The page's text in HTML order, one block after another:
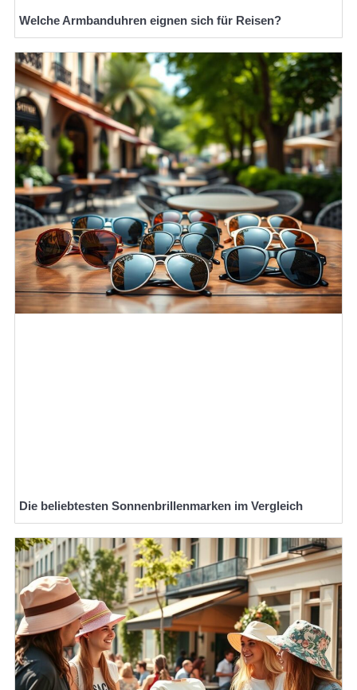
Welche Armbanduhren eignen sich für Reisen?
Die beliebtesten Sonnenbrillenmarken im Vergleich